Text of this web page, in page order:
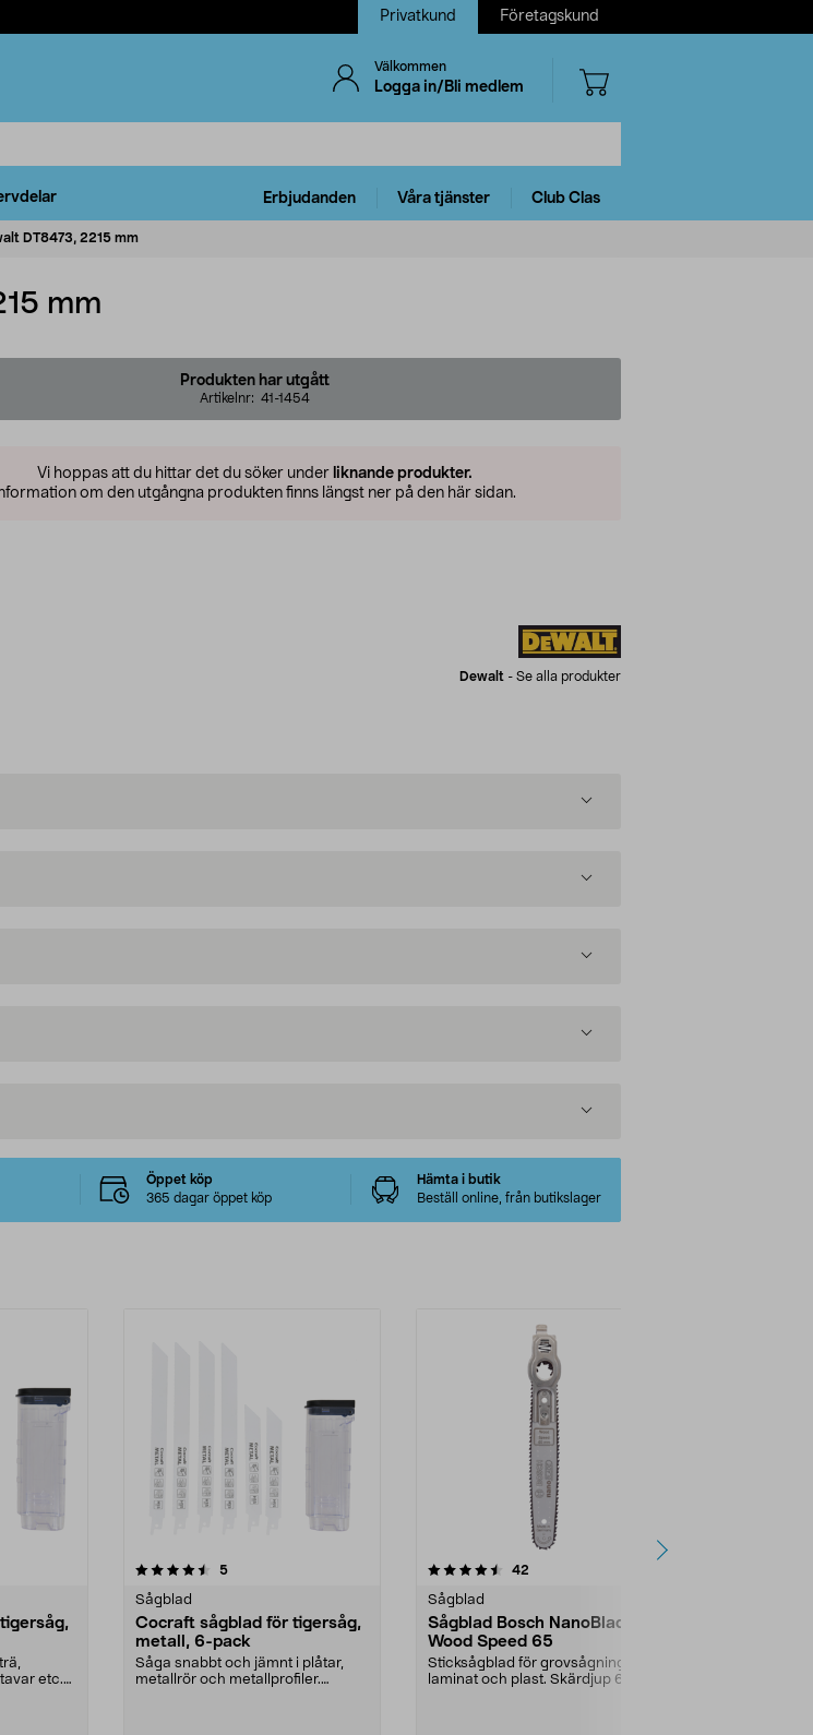
Privatkund Företagskund
Välkommen
Logga in/Bli medlem
Erbjudanden Våra tjänster Club Clas
DT8473, 2215 mm
mm
Produkten har utgått
Artikelnr: 41-1454
Vi hoppas att du hittar det du söker under liknande produkter.
om den utgångna produkten finns längst ner på den här sidan.
Dewalt - Se alla produkter
Öppet köp
365 dagar öppet köp
Hämta i butik
Beställ online, från butikslager
etc.
5recensioner
Sågblad
Cocraft sågblad för tigersåg,
metall, 6-pack
Såga snabbt och jämnt i plåtar,
metallrör och metallprofiler.
4.5 av 5 stjärnor 42
Sågblad
Sågblad Bosch NanoBlade
Wood Speed 65
Sticksågblad för grovsågning i trä,
laminat och plast. Skärdjup 65
4.5 av 5 stjärnor